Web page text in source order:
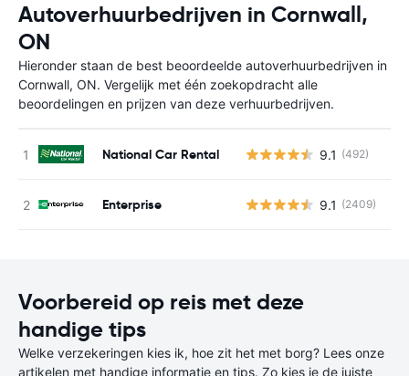
Autoverhuurbedrijven in Cornwall,
ON
Hieronder staan de best beoordeelde autoverhuurbedrijven in
Cornwall, ON. Vergelijk met één zoekopdracht alle
beoordelingen en prijzen van deze verhuurbedrijven.
National Car Rental 9.1 (492)
Enterprise 9.1 (2409)
Voorbereid op reis met deze
handige tips
Welke verzekeringen kies ik, hoe zit het met borg? Lees onze
artikelen met handige informatie en tips. Zo kies je de juiste